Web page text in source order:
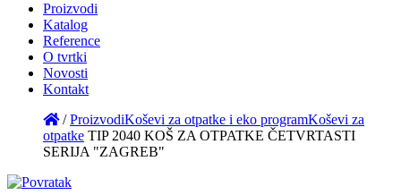
Proizvodi
Katalog
Reference
O tvrtki
Novosti
Kontakt
/ProizvodiKoševi za otpatke i eko programKoševi za
otpatke TIP 2040 KOŠ ZA OTPATKE ČETVRTASTI
SERIJA "ZAGREB"